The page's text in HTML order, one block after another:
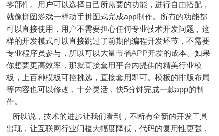
零部件。用户可以选择自己所需要的功能，进行自由搭配，
就像拼图游戏一样动手拼图式完成app制作。所有的功能都
可以直接使用，用户不需要担心任何专业技术开发问题，这
样的开发模式可以直接跳过了前期的编程开发环节，不需要
专业程序员参与，所以可以大量节省APP开发的成本。如果
你想要更高效率，那就直接套用平台内提供的精美行业模
板，上百种模板可控挑选，直接套用即可。模板的排版布局
等内容也可以修改，十分灵活，快5分钟完成一款app的制
作。
所以说，技术的进步让我们看到，不断有全新的开发工具
出现，让互联网行业门槛大幅度降低，代码的复用性更强，